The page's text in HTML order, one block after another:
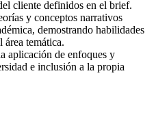
cliente definidos en el brief.
y conceptos narrativos
demostrando habilidades
área temática.
aplicación de enfoques y
e inclusión a la propia